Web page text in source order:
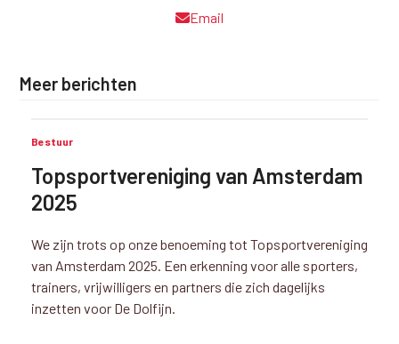
Email
Meer berichten
Bestuur
Topsportvereniging van Amsterdam
2025
We zijn trots op onze benoeming tot Topsportvereniging
van Amsterdam 2025. Een erkenning voor alle sporters,
trainers, vrijwilligers en partners die zich dagelijks
inzetten voor De Dolfijn.